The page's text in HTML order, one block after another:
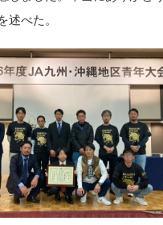
述べた。